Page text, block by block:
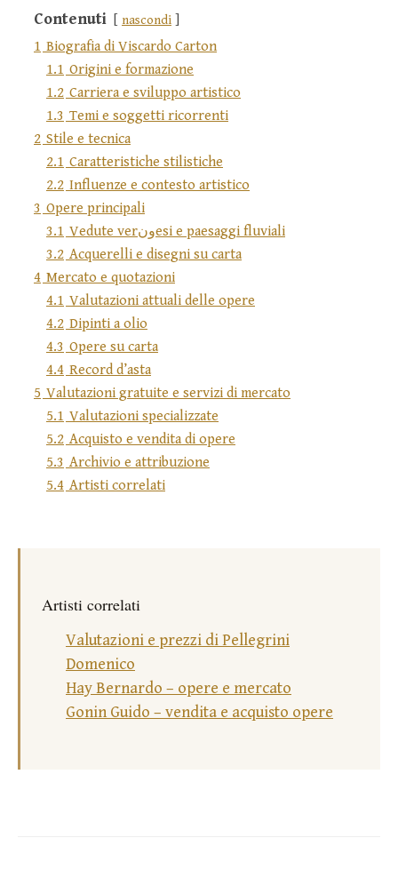
Contenuti nascondi
1 Biografia di Viscardo Carton
1.1 Origini e formazione
1.2 Carriera e sviluppo artistico
1.3 Temi e soggetti ricorrenti
2 Stile e tecnica
2.1 Caratteristiche stilistiche
2.2 Influenze e contesto artistico
3 Opere principali
3.1
Vedute verونesi e paesaggi fluviali
3.2 Acquerelli e disegni su carta
4 Mercato e quotazioni
4.1 Valutazioni attuali delle opere
4.2 Dipinti a olio
4.3 Opere su carta
4.4 Record d’asta
5 Valutazioni gratuite e servizi di mercato
5.1 Valutazioni specializzate
5.2 Acquisto e vendita di opere
5.3 Archivio e attribuzione
5.4 Artisti correlati
Artisti correlati
Valutazioni e prezzi di Pellegrini
Domenico
Hay Bernardo – opere e mercato
Gonin Guido – vendita e acquisto opere